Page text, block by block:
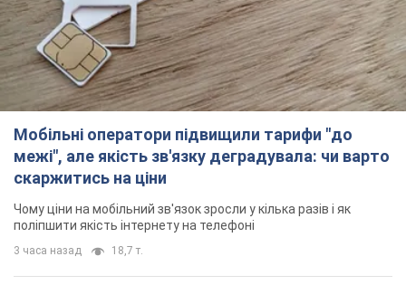
Мобільні оператори підвищили тарифи "до
межі", але якість зв'язку деградувала: чи варто
скаржитись на ціни
Чому ціни на мобільний зв'язок зросли у кілька разів і як
поліпшити якість інтернету на телефоні
3 часа назад 18,7 т.